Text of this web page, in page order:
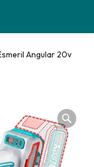
Angular 20v